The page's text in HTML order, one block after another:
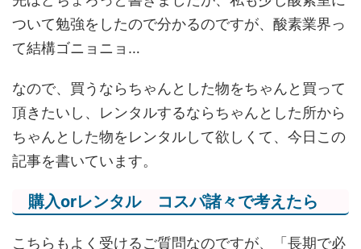
ついて勉強をしたので分かるのですが、酸素業界っ
て結構ゴニョニョ…
なので、買うならちゃんとした物をちゃんと買って
頂きたいし、レンタルするならちゃんとした所から
ちゃんとした物をレンタルして欲しくて、今日この
記事を書いています。
購入orレンタル コスパ諸々で考えたら
こちらもよく受けるご質問なのですが、「長期で必